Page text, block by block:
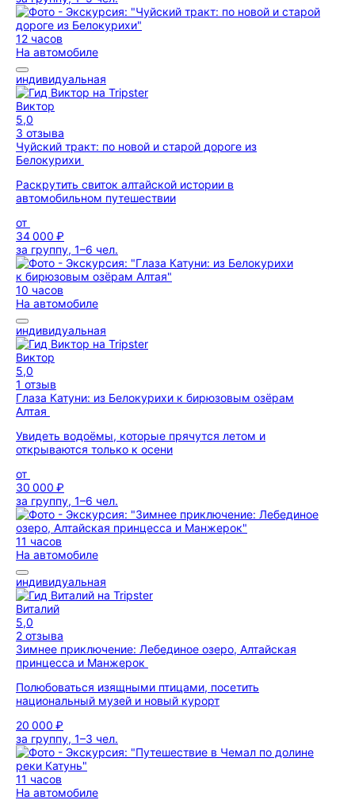
12 часов
На автомобиле
индивидуальная
Виктор
5,0
3 отзыва
Чуйский тракт: по новой и старой дороге из
Белокурихи
Раскрутить свиток алтайской истории в
автомобильном путешествии
от
34 000 ₽
за группу, 1–6 чел.
10 часов
На автомобиле
индивидуальная
Виктор
5,0
1 отзыв
Глаза Катуни: из Белокурихи к бирюзовым озёрам
Алтая
Увидеть водоёмы, которые прячутся летом и
открываются только к осени
от
30 000 ₽
за группу, 1–6 чел.
11 часов
На автомобиле
индивидуальная
Виталий
5,0
2 отзыва
Зимнее приключение: Лебединое озеро, Алтайская
принцесса и Манжерок
Полюбоваться изящными птицами, посетить
национальный музей и новый курорт
20 000 ₽
за группу, 1–3 чел.
11 часов
На автомобиле